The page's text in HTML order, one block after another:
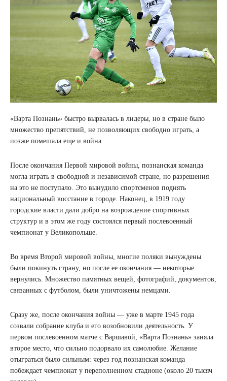
«Варта Познань» быстро вырвалась в лидеры, но в стране было
множество препятствий, не позволяющих свободно играть, а
позже помешала еще и война.
После окончания Первой мировой войны, познанская команда
могла играть в свободной и независимой стране, но разрешения
на это не поступало. Это вынудило спортсменов поднять
национальный восстание в городе. Наконец, в 1919 году
городские власти дали добро на возрождение спортивных
структур и в этом же году состоялся первый послевоенный
чемпионат у Великопольше.
Во время Второй мировой войны, многие поляки вынуждены
были покинуть страну, но после ее окончания — некоторые
вернулись. Множество памятных вещей, фотографий, документов,
связанных с футболом, были уничтожены немцами.
Сразу же, после окончания войны — уже в марте 1945 года
созвали собрание клуба и его возобновили деятельность. У
первом послевоенном матче с Варшавой, «Варта Познань» заняла
второе место, что сильно подорвало их самолюбие. Желание
отыграться было сильным: через год познанская команда
побеждает чемпионат у переполненном стадионе (около 20 тысяч